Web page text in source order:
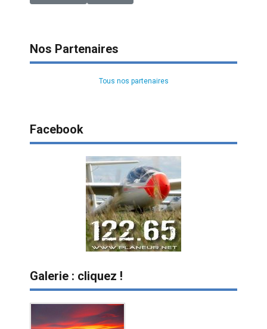
Nos Partenaires
Tous nos partenaires
Facebook
Galerie : cliquez !